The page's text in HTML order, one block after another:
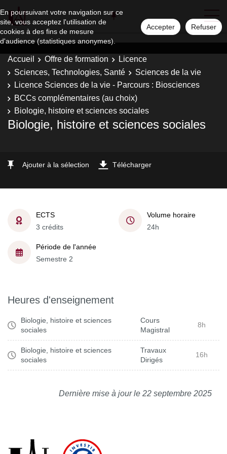
En poursuivant votre navigation sur ce
site, vous acceptez l'utilisation de
cookies à des fins de mesure
d'audience (statistiques anonymes).
Accepter Refuser
Accueil Offre de formation
Licence
Sciences, Technologies, Santé
Sciences de la vie
Licence Sciences de la vie - Parcours : Biosciences
BCCs complémentaires (au choix)
Biologie, histoire et sciences sociales
Biologie, histoire et sciences sociales
Ajouter à la sélection Télécharger
ECTS
3 crédits
Volume horaire
24h
Période de l'année
Semestre 2
Heures d'enseignement
Biologie, histoire et sciences
sociales
Cours
Magistral
8h
Biologie, histoire et sciences
sociales
Travaux
Dirigés
16h
Dernière mise à jour le 22 septembre 2025